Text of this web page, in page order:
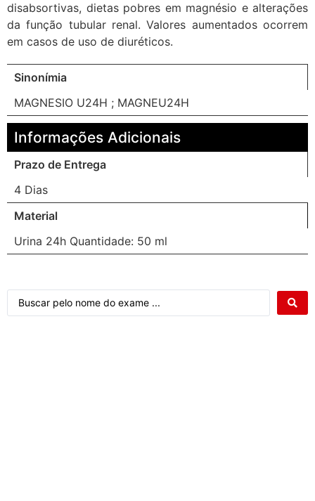
disabsortivas, dietas pobres em magnésio e alterações
da função tubular renal. Valores aumentados ocorrem
em casos de uso de diuréticos.
Sinonímia
MAGNESIO U24H ; MAGNEU24H
Informações Adicionais
Prazo de Entrega
4 Dias
Material
Urina 24h Quantidade: 50 ml